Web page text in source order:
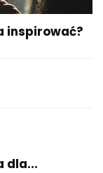
inspirować?
dla...